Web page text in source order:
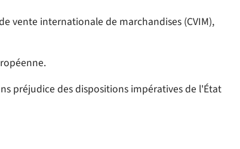
vente internationale de marchandises (CVIM),
préjudice des dispositions impératives de l'État